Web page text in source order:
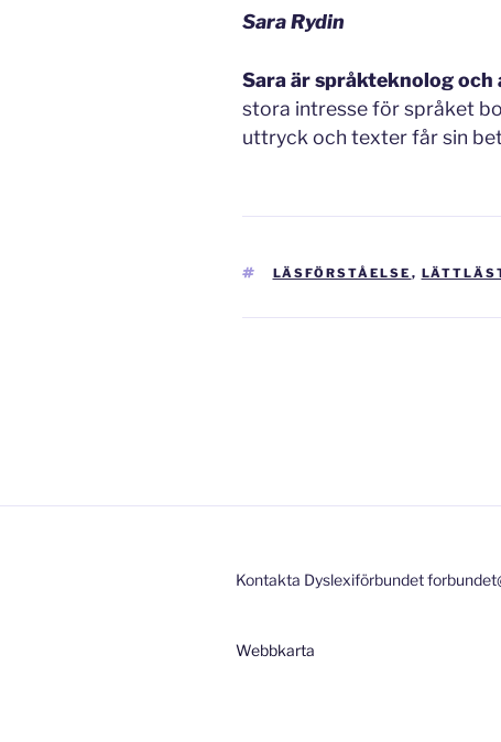
Sara Rydin
Sara är språkteknolog
stora intresse för språket
uttryck och texter får sin
TAGGAR
LÄSFÖRSTÅELSE ,
Kontakta Dyslexiförbundet
Webbkarta